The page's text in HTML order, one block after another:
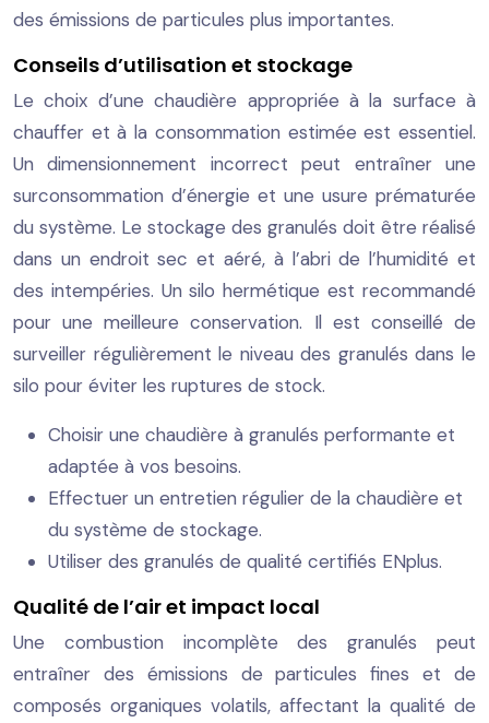
des émissions de particules plus importantes.
Conseils d’utilisation et stockage
Le choix d’une chaudière appropriée à la surface à
chauffer et à la consommation estimée est essentiel.
Un dimensionnement incorrect peut entraîner une
surconsommation d’énergie et une usure prématurée
du système. Le stockage des granulés doit être réalisé
dans un endroit sec et aéré, à l’abri de l’humidité et
des intempéries. Un silo hermétique est recommandé
pour une meilleure conservation. Il est conseillé de
surveiller régulièrement le niveau des granulés dans le
silo pour éviter les ruptures de stock.
Choisir une chaudière à granulés performante et
adaptée à vos besoins.
Effectuer un entretien régulier de la chaudière et
du système de stockage.
Utiliser des granulés de qualité certifiés ENplus.
Qualité de l’air et impact local
Une combustion incomplète des granulés peut
entraîner des émissions de particules fines et de
composés organiques volatils, affectant la qualité de